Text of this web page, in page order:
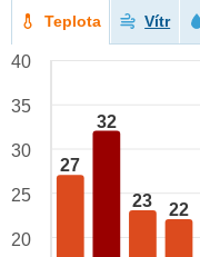
Teplota Vítr
27
32
23 22
40
35
30
25
20